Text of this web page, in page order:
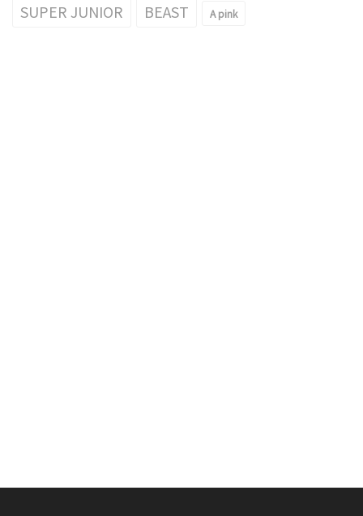
SUPER JUNIOR BEAST A pink